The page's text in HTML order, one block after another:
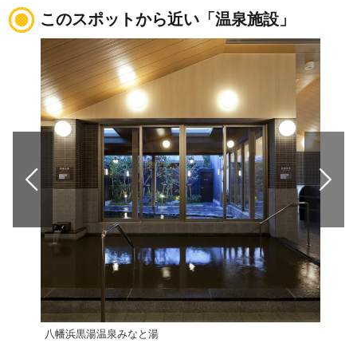
このスポットから近い「温泉施設」
八幡浜黒湯温泉みなと湯